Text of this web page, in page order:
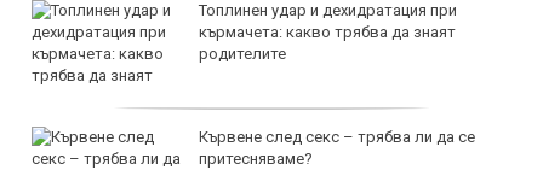
Топлинен удар и дехидратация при
кърмачета: какво трябва да знаят
родителите
Кървене след секс – трябва ли да се
притесняваме?